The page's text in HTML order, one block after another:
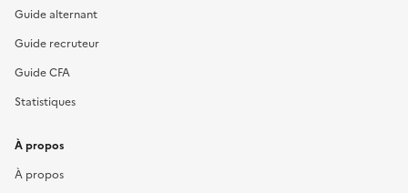
Guide alternant
Guide recruteur
Guide CFA
Statistiques
À propos
À propos